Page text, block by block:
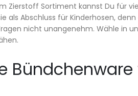
Zierstoff Sortiment kannst Du für
als Abschluss für Kinderhosen,
nicht unangenehm. Wähle in